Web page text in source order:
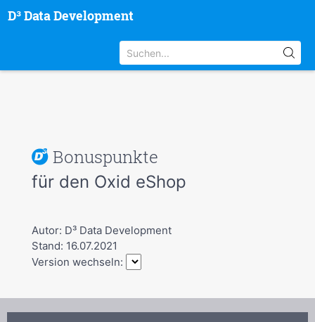
D³ Data Development
Bonuspunkte
für den Oxid eShop
Autor: D³ Data Development
Stand: 16.07.2021
Version wechseln: